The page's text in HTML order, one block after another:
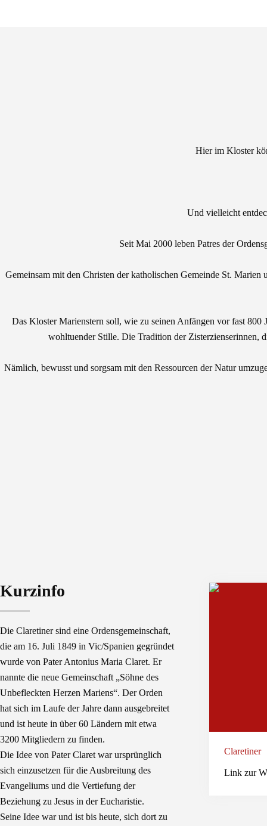
Hier im Kloster
Und vielleicht
Seit Mai 2000 leben Patres der
Gemeinsam mit den Christen der katholischen Gemeinde St.
Das Kloster Marienstern soll, wie zu seinen Anfängen vor fast
wohltuender Stille. Die Tradition der Zisterzienserinnen,
Nämlich, bewusst und sorgsam mit den Ressourcen der Natur
Kurzinfo
Die Claretiner sind eine Ordensgemeinschaft,
die am 16. Juli 1849 in Vic/Spanien gegründet
wurde von Pater Antonius Maria Claret. Er
nannte die neue Gemeinschaft „Söhne des
Unbefleckten Herzen Mariens“. Der Orden
hat sich im Laufe der Jahre dann ausgebreitet
und ist heute in über 60 Ländern mit etwa
3200 Mitgliedern zu finden.
Die Idee von Pater Claret war ursprünglich
sich einzusetzen für die Ausbreitung des
Evangeliums und die Vertiefung der
Beziehung zu Jesus in der Eucharistie.
Seine Idee war und ist bis heute, sich dort zu
Claretiner
Link zur